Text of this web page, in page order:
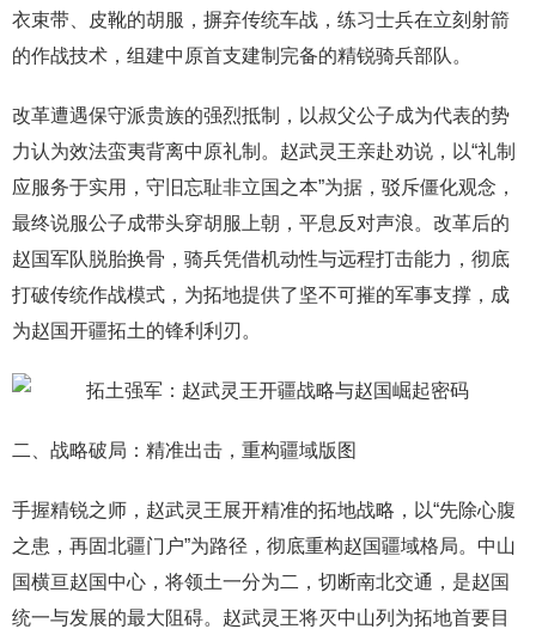
衣束带、皮靴的胡服，摒弃传统车战，练习士兵在立刻射箭
的作战技术，组建中原首支建制完备的精锐骑兵部队。
改革遭遇保守派贵族的强烈抵制，以叔父公子成为代表的势
力认为效法蛮夷背离中原礼制。赵武灵王亲赴劝说，以“礼制
应服务于实用，守旧忘耻非立国之本”为据，驳斥僵化观念，
最终说服公子成带头穿胡服上朝，平息反对声浪。改革后的
赵国军队脱胎换骨，骑兵凭借机动性与远程打击能力，彻底
打破传统作战模式，为拓地提供了坚不可摧的军事支撑，成
为赵国开疆拓土的锋利利刃。
二、战略破局：精准出击，重构疆域版图
手握精锐之师，赵武灵王展开精准的拓地战略，以“先除心腹
之患，再固北疆门户”为路径，彻底重构赵国疆域格局。中山
国横亘赵国中心，将领土一分为二，切断南北交通，是赵国
统一与发展的最大阻碍。赵武灵王将灭中山列为拓地首要目